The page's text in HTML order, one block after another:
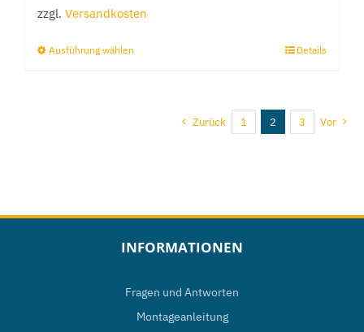
der
zzgl. Versandkosten
Ausführung wählen
mehrere
können
der
Produktseite
Details
Zurück 1 2 3 Vor
INFORMATIONEN
Fragen und Antworten
Montageanleitung